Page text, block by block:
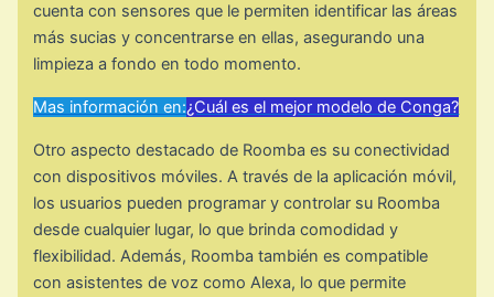
cuenta con sensores que le permiten identificar las áreas
más sucias y concentrarse en ellas, asegurando una
limpieza a fondo en todo momento.
Mas información en:¿Cuál es el mejor modelo de Conga?
Otro aspecto destacado de Roomba es su conectividad
con dispositivos móviles. A través de la aplicación móvil,
los usuarios pueden programar y controlar su Roomba
desde cualquier lugar, lo que brinda comodidad y
flexibilidad. Además, Roomba también es compatible
con asistentes de voz como Alexa, lo que permite